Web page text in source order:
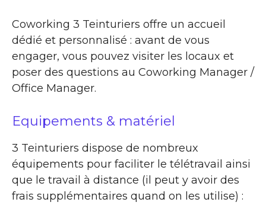
Coworking 3 Teinturiers offre un accueil
dédié et personnalisé : avant de vous
engager, vous pouvez visiter les locaux et
poser des questions au Coworking Manager /
Office Manager.
Equipements & matériel
3 Teinturiers dispose de nombreux
équipements pour faciliter le télétravail ainsi
que le travail à distance (il peut y avoir des
frais supplémentaires quand on les utilise) :